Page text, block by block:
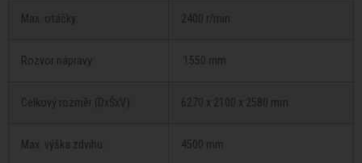
Max. otáčky: 2400 r/min
Rozvor nápravy: 1550 mm
Celkový rozměr (DxŠxV): 6270 x 2100 x 2580 mm
Max. výška zdvihu: 4500 mm